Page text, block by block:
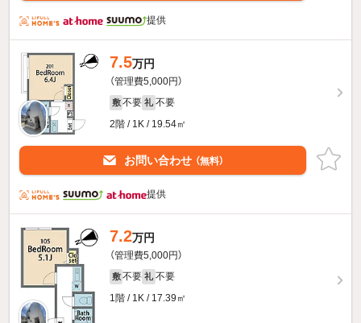
提供
7.5万円
（管理費5,000円）
敷 不要 礼 不要
2階 / 1K / 19.54㎡
お問い合わせ （無料）
提供
7.2万円
（管理費5,000円）
敷 不要 礼 不要
1階 / 1K / 17.39㎡